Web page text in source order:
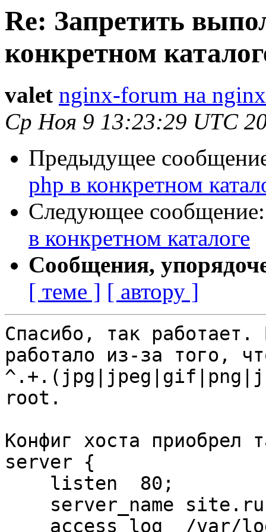
Re: Запретить
конкретном
valet nginx-forum на
Ср Ноя 9 13:23:29 UTC
Предыдущее
php в конкретном
Следующее
в конкретном каталоге
Сообщения,
[ теме ] [ автору ]
Спасибо, так работает.
работало из-за того,
root.
Конфиг хоста приобрел
server {